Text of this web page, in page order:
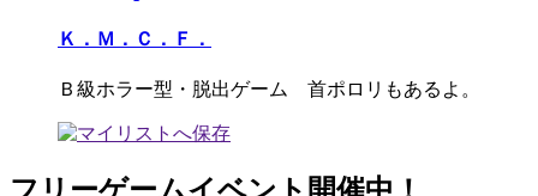
Ｋ．Ｍ．Ｃ．Ｆ．
Ｂ級ホラー型・脱出ゲーム 首ポロリもあるよ。